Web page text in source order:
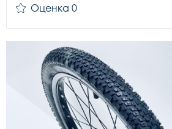
Оценка 0